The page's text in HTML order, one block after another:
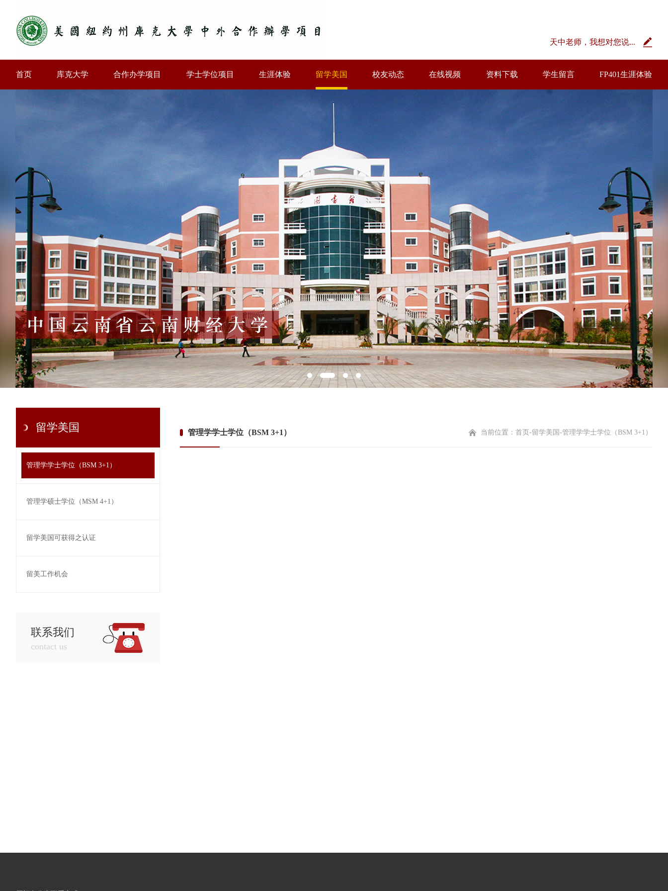
天中老师，我想对您说...
首页 库克大学 合作办学项目 学士学位项目 生涯体验 留学美国 校友动态 在线视频 资料下载 学生留言 FP401生涯体验
留学美国
管理学学士学位（BSM 3+1）
管理学硕士学位（MSM 4+1）
留学美国可获得之认证
留美工作机会
联系我们
contact us
管理学学士学位（BSM 3+1） 当前位置： 首页 -留学美国 -管理学学士学位（BSM 3+1）